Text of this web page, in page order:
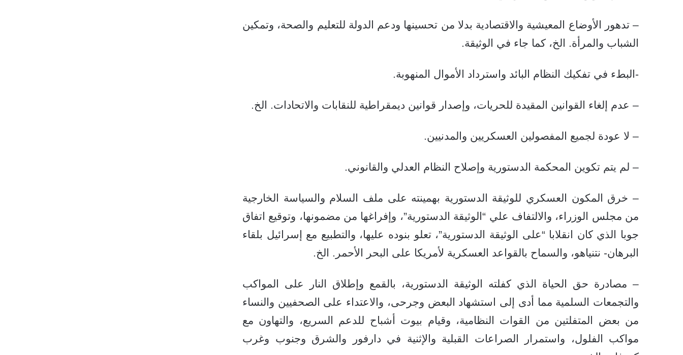
– تدهور الأوضاع المعيشية والاقتصادية بدلا من تحسينها ودعم الدولة للتعليم والصحة، وتمكين
الشباب والمرأة. الخ، كما جاء في الوثيقة.
-البطء في تفكيك النظام البائد واسترداد الأموال المنهوبة.
– عدم إلغاء القوانين المقيدة للحريات، وإصدار قوانين ديمقراطية للنقابات والاتحادات. الخ.
– لا عودة لجميع المفصولين العسكريين والمدنيين.
– لم يتم تكوين المحكمة الدستورية وإصلاح النظام العدلي والقانوني.
– خرق المكون العسكري للوثيقة الدستورية بهمينته على ملف السلام والسياسة الخارجية
من مجلس الوزراء، والالتفاف علي “الوثيقة الدستورية”، وإفراغها من مضمونها، وتوقيع اتفاق
جوبا الذي كان انقلابا “على الوثيقة الدستورية”، تعلو بنوده عليها، والتطبيع مع إسرائيل بلقاء
البرهان- نتنياهو، والسماح بالقواعد العسكرية لأمريكا على البحر الأحمر. الخ.
– مصادرة حق الحياة الذي كفلته الوثيقة الدستورية، بالقمع وإطلاق النار على المواكب
والتجمعات السلمية مما أدى إلى استشهاد البعض وجرحى، والاعتداء على الصحفيين والنساء
من بعض المتفلتين من القوات النظامية، وقيام بيوت أشباح للدعم السريع، والتهاون مع
مواكب الفلول، واستمرار الصراعات القبلية والإثنية في دارفور والشرق وجنوب وغرب